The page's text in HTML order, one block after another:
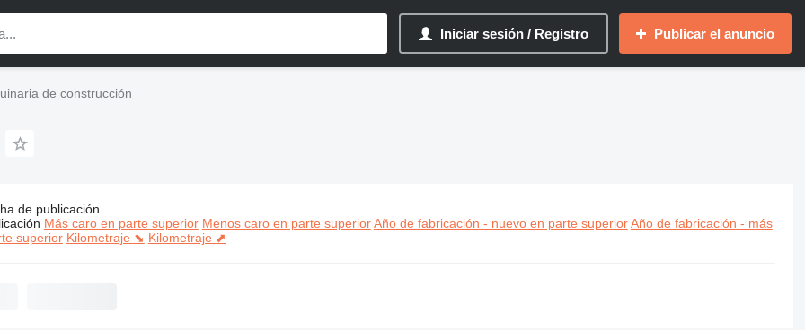
Iniciar sesión / Registro Publicar el anuncio
de construcción
2CMachinery maquinaria de construcción
de publicación
Más caro en parte superior Menos caro en parte superior Año de fabricación - nuevo en parte superior Año de fabricación - más
superior Kilometraje ⬊ Kilometraje ⬈